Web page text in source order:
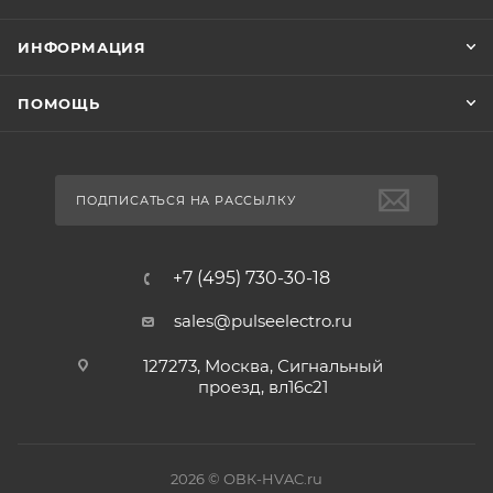
ИНФОРМАЦИЯ
ПОМОЩЬ
ПОДПИСАТЬСЯ НА РАССЫЛКУ
+7 (495) 730-30-18
sales@pulseelectro.ru
127273, Москва, Сигнальный
проезд, вл16с21
2026 © ОВК-HVAC.ru